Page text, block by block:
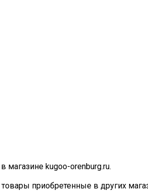
магазине kugoo-orenburg.ru.
приобретенные в других